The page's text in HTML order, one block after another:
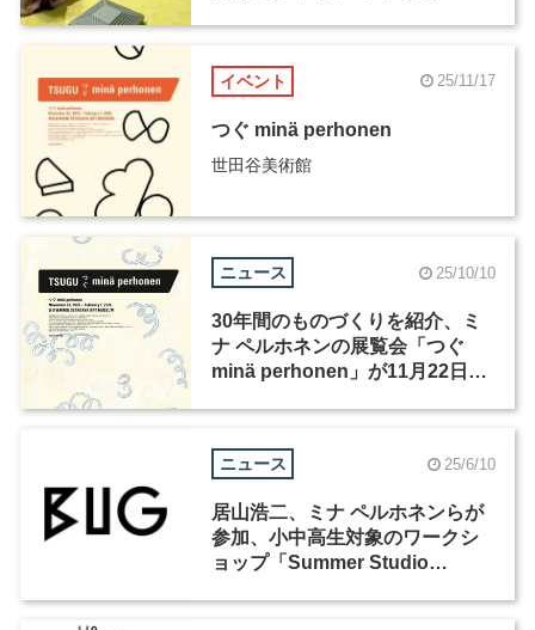
イベント 25/11/17
つぐ minä perhonen
世田谷美術館
ニュース 25/10/10
30年間のものづくりを紹介、ミ
ナ ペルホネンの展覧会「つぐ
minä perhonen」が11月22日か
ニュース 25/6/10
居山浩二、ミナ ペルホネンらが
参加、小中高生対象のワークシ
ョップ「Summer Studio